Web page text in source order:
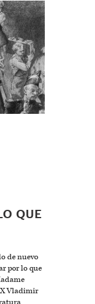
QUE
de nuevo
por lo que
Vladimir